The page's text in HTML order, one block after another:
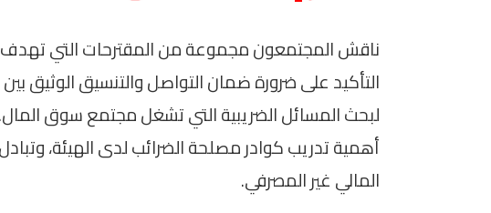
ناقش المجتمعون مجموعة من المقترحات التي تهدف
التأكيد على ضرورة ضمان التواصل والتنسيق الوثيق
لبحث المسائل الضريبية التي تشغل مجتمع سوق
أهمية تدريب كوادر مصلحة الضرائب لدى الهيئة،
المالي غير المصرفي.